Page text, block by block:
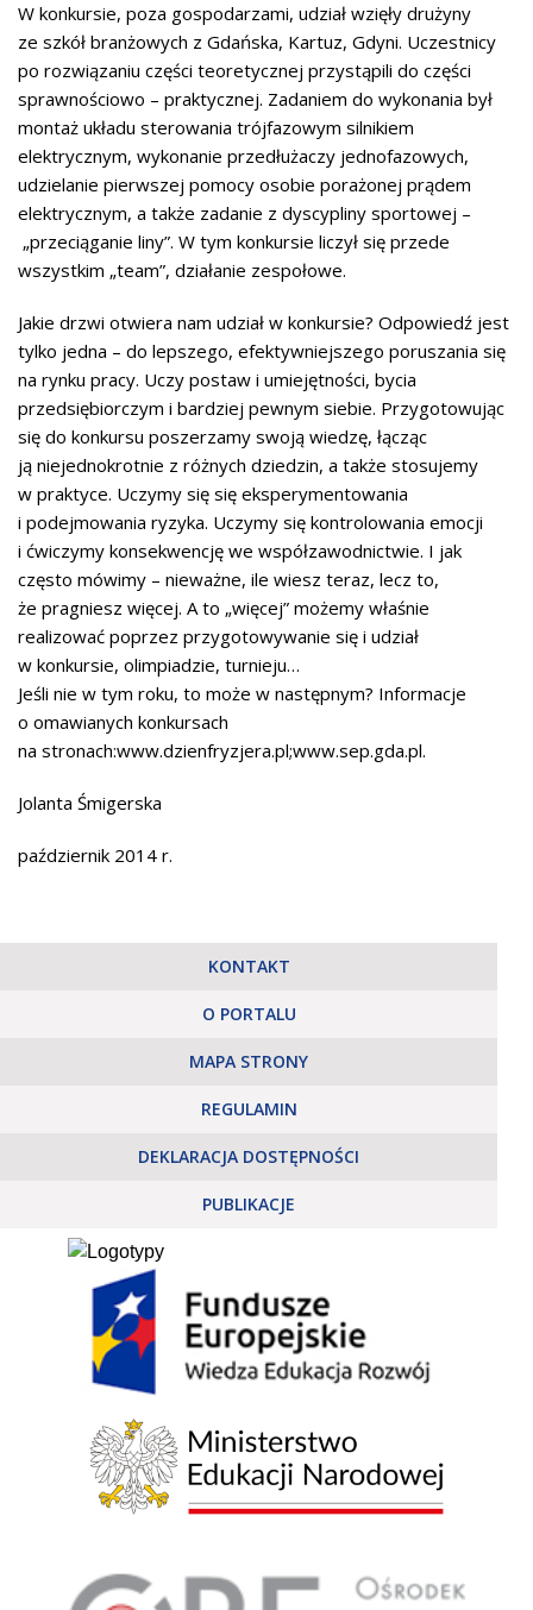
W konkursie, poza gospodarzami, udział wzięły drużyny
ze szkół branżowych z Gdańska, Kartuz, Gdyni. Uczestnicy
po rozwiązaniu części teoretycznej przystąpili do części
sprawnościowo – praktycznej. Zadaniem do wykonania był
montaż układu sterowania trójfazowym silnikiem
elektrycznym, wykonanie przedłużaczy jednofazowych,
udzielanie pierwszej pomocy osobie porażonej prądem
elektrycznym, a także zadanie z dyscypliny sportowej –
„przeciąganie liny”. W tym konkursie liczył się przede
wszystkim „team”, działanie zespołowe.
Jakie drzwi otwiera nam udział w konkursie? Odpowiedź jest
tylko jedna – do lepszego, efektywniejszego poruszania się
na rynku pracy. Uczy postaw i umiejętności, bycia
przedsiębiorczym i bardziej pewnym siebie. Przygotowując
się do konkursu poszerzamy swoją wiedzę, łącząc
ją niejednokrotnie z różnych dziedzin, a także stosujemy
w praktyce. Uczymy się się eksperymentowania
i podejmowania ryzyka. Uczymy się kontrolowania emocji
i ćwiczymy konsekwencję we współzawodnictwie. I jak
często mówimy – nieważne, ile wiesz teraz, lecz to,
że pragniesz więcej. A to „więcej” możemy właśnie
realizować poprzez przygotowywanie się i udział
w konkursie, olimpiadzie, turnieju…
Jeśli nie w tym roku, to może w następnym? Informacje
o omawianych konkursach
na stronach:www.dzienfryzjera.pl;www.sep.gda.pl.
Jolanta Śmigerska
październik 2014 r.
KONTAKT
O PORTALU
MAPA STRONY
REGULAMIN
DEKLARACJA DOSTĘPNOŚCI
PUBLIKACJE